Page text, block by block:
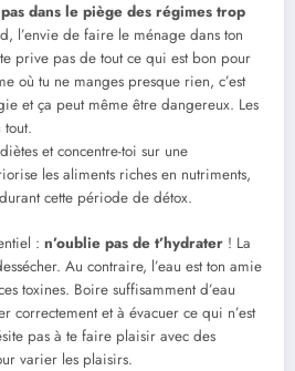
dans le piège des régimes trop
l’envie de faire le ménage dans ton
prive pas de tout ce qui est bon pour
où tu ne manges presque rien, c’est
et ça peut même être dangereux. Les
tout.
et concentre-toi sur une
les aliments riches en nutriments,
cette période de détox.
: n’oublie pas de t’hydrater ! La
Au contraire, l’eau est ton amie
toxines. Boire suffisamment d’eau
correctement et à évacuer ce qui n’est
pas à te faire plaisir avec des
varier les plaisirs.